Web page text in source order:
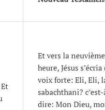
Et vers la neuvième
heure, Jésus s’écria
voix forte: Eli, Eli,
sabachthani?
dire: Mon Dieu,